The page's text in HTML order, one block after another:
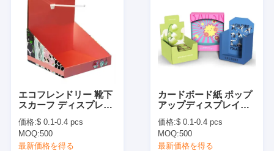
エコフレンドリー 靴下
スカーフ ディスプレイ
ボード 机台 ディスプレ
イ ボックス
価格:$ 0.1-0.4 pcs
MOQ:500
最新価格を得る
カードボード紙 ポップ
アップディスプレイボ
トップディスプレイボ
ックス
価格:$ 0.1-0.4 pcs
MOQ:500
最新価格を得る